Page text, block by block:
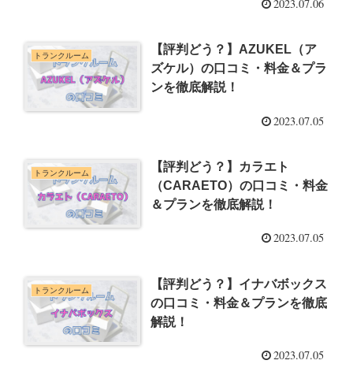
2023.07.06
トランクルーム
【評判どう？】AZUKEL（ア
ズケル）の口コミ・料金＆プラ
ンを徹底解説！
2023.07.05
トランクルーム
【評判どう？】カラエト
（CARAETO）の口コミ・料金
＆プランを徹底解説！
2023.07.05
トランクルーム
【評判どう？】イナバボックス
の口コミ・料金＆プランを徹底
解説！
2023.07.05